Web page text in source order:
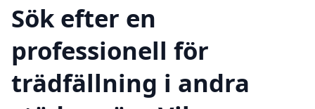
Sök efter en
professionell för
trädfällning i andra